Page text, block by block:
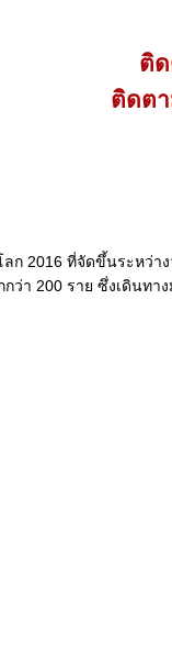
ติ
ติดต
2016 ที่จัดขึ้นระหว่า
ว่า 200 ราย ซึ่งเดินทา